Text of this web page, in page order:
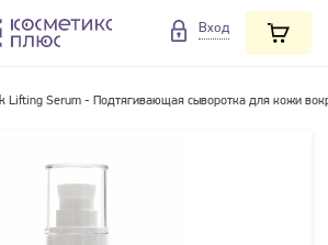
Вход
Lifting Serum - Подтягивающая сыворотка для кожи